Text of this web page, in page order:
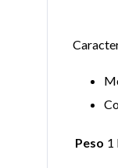
Peso 1